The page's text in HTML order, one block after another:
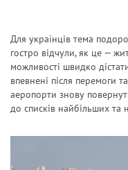
Для українців тема
гостро відчули, як це —
можливості швидко
впевнені після перемоги
аеропорти знову
до списків найбільших та